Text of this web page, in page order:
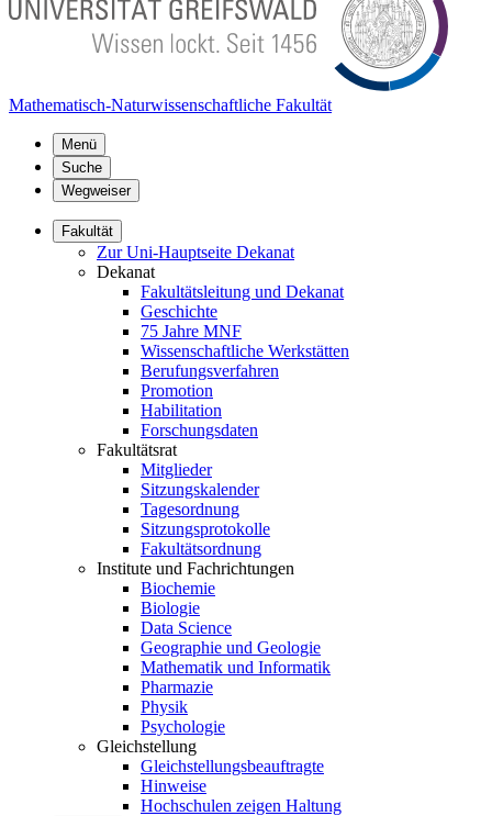
Mathematisch-Naturwissenschaftliche Fakultät
Menü
Suche
Wegweiser
Fakultät
Zur Uni-Hauptseite Dekanat
Dekanat
Fakultätsleitung und Dekanat
Geschichte
75 Jahre MNF
Wissenschaftliche Werkstätten
Berufungsverfahren
Promotion
Habilitation
Forschungsdaten
Fakultätsrat
Mitglieder
Sitzungskalender
Tagesordnung
Sitzungsprotokolle
Fakultätsordnung
Institute und Fachrichtungen
Biochemie
Biologie
Data Science
Geographie und Geologie
Mathematik und Informatik
Pharmazie
Physik
Psychologie
Gleichstellung
Gleichstellungsbeauftragte
Hinweise
Hochschulen zeigen Haltung